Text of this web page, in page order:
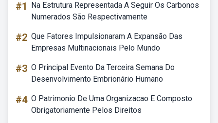
#1
Na Estrutura Representada A Seguir Os Carbonos
Numerados São Respectivamente
#2 Que Fatores Impulsionaram A Expansão Das
Empresas Multinacionais Pelo Mundo
#3 O Principal Evento Da Terceira Semana Do
Desenvolvimento Embrionário Humano
#4 O Patrimonio De Uma Organizacao E Composto
Obrigatoriamente Pelos Direitos